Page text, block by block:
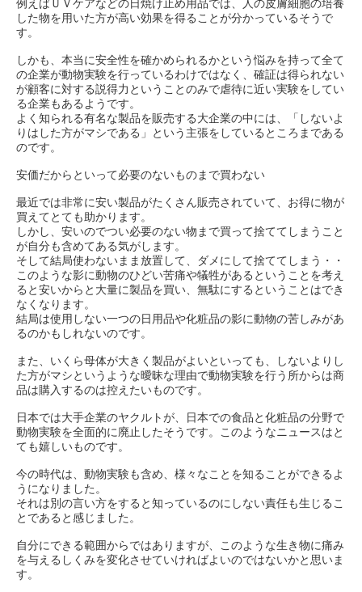
例えばＵＶケアなどの日焼け止め用品では、人の皮膚細胞の培養
した物を用いた方が高い効果を得ることが分かっているそうで
す。
しかも、本当に安全性を確かめられるかという悩みを持って全て
の企業が動物実験を行っているわけではなく、確証は得られない
が顧客に対する説得力ということのみで虐待に近い実験をしてい
る企業もあるようです。
よく知られる有名な製品を販売する大企業の中には、「しないよ
りはした方がマシである」という主張をしているところまである
のです。
安価だからといって必要のないものまで買わない
最近では非常に安い製品がたくさん販売されていて、お得に物が
買えてとても助かります。
しかし、安いのでつい必要のない物まで買って捨ててしまうこと
が自分も含めてある気がします。
そして結局使わないまま放置して、ダメにして捨ててしまう・・
このような影に動物のひどい苦痛や犠牲があるということを考え
ると安いからと大量に製品を買い、無駄にするということはでき
なくなります。
結局は使用しない一つの日用品や化粧品の影に動物の苦しみがあ
るのかもしれないのです。
また、いくら母体が大きく製品がよいといっても、しないよりし
た方がマシというような曖昧な理由で動物実験を行う所からは商
品は購入するのは控えたいものです。
日本では大手企業のヤクルトが、日本での食品と化粧品の分野で
動物実験を全面的に廃止したそうです。このようなニュースはと
ても嬉しいものです。
今の時代は、動物実験も含め、様々なことを知ることができるよ
うになりました。
それは別の言い方をすると知っているのにしない責任も生じるこ
とであると感じました。
自分にできる範囲からではありますが、このような生き物に痛み
を与えるしくみを変化させていければよいのではないかと思いま
す。